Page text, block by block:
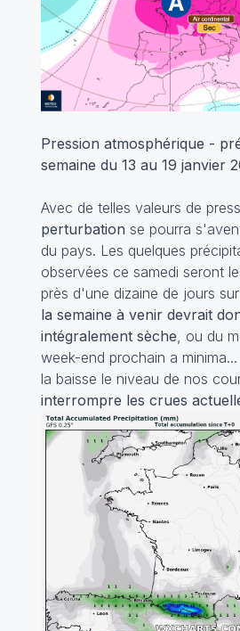
Pression atmosphérique -
semaine du 13 au 19 janvier
Avec de telles valeurs de
perturbation se pourra
du pays. Les quelques
observées ce samedi seront
près d'une dizaine de jours
la semaine à venir devrait
intégralement sèche , ou du
week-end prochain a
la baisse le niveau de nos
interrompre les crues